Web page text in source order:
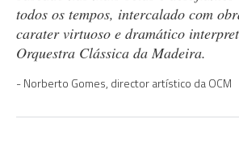
todos os tempos, intercalado com
carater virtuoso e dramático
Orquestra Clássica da Madeira.
Norberto Gomes, director artístico da OCM